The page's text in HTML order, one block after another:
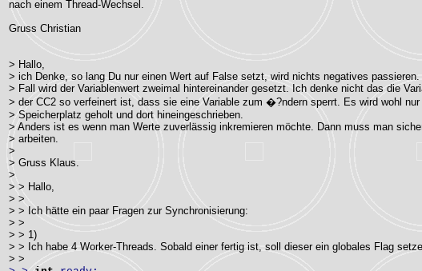
nach einem Thread-Wechsel.
Gruss Christian
> Hallo,
> ich Denke, so lang Du nur einen Wert auf False setzt, wird nichts negatives
> Fall wird der Variablenwert zweimal hintereinander gesetzt. Ich denke nicht das die
> der CC2 so verfeinert ist, dass sie eine Variable zum �?ndern sperrt. Es wird wohl nur
> Speicherplatz geholt und dort hineingeschrieben.
> Anders ist es wenn man Werte zuverlässig inkremieren möchte. Dann muss man
> arbeiten.
>
> Gruss Klaus.
>
> > Hallo,
> >
> > Ich hätte ein paar Fragen zur Synchronisierung:
> >
> > 1)
> > Ich habe 4 Worker-Threads. Sobald einer fertig ist, soll dieser ein globales Flag
> >